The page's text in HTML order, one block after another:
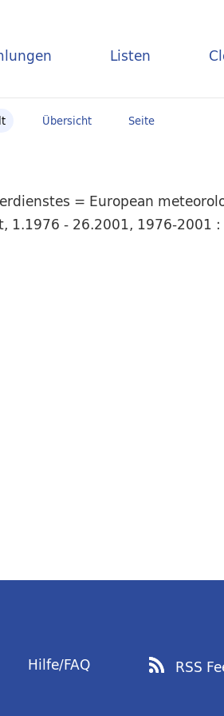
Listen
Übersicht Seite
= European
- 26.2001, 1976-2001
Hilfe/FAQ RSS